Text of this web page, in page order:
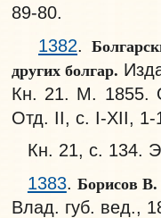
89-80.
1382.
других болгар.
Кн. 21. М. 1855.
Отд. II, с. I-XII, 1-
Кн. 21, с. 134.
1383. Борисов
Влад. губ. вед.,